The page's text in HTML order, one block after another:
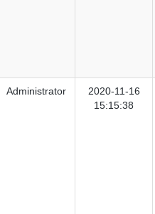
Administrator
2020-11-16
15:15:38